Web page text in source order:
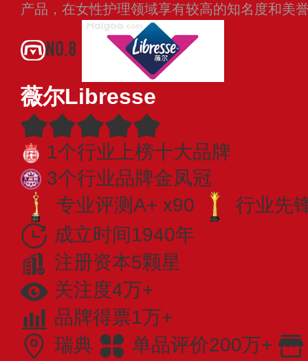
产品，在女性护理领域享有较高的知名度和美
NO.8
薇尔Libresse
1个行业上榜十大品牌
3个行业品牌金凤冠
专业评测A+ x90
行业先
成立时间1940年
注册资本5颗星
关注度4万+
品牌得票1万+
瑞典
单品评价200万+